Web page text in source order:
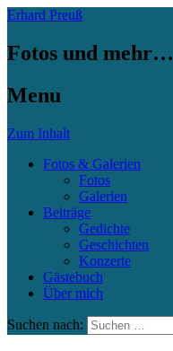
Erhard Preuß
Fotos und mehr…
Menu
Zum Inhalt
Fotos & Galerien
Fotos
Galerien
Beiträge
Gedichte
Geschichten
Konzerte
Gästebuch
Über mich
Suchen nach: